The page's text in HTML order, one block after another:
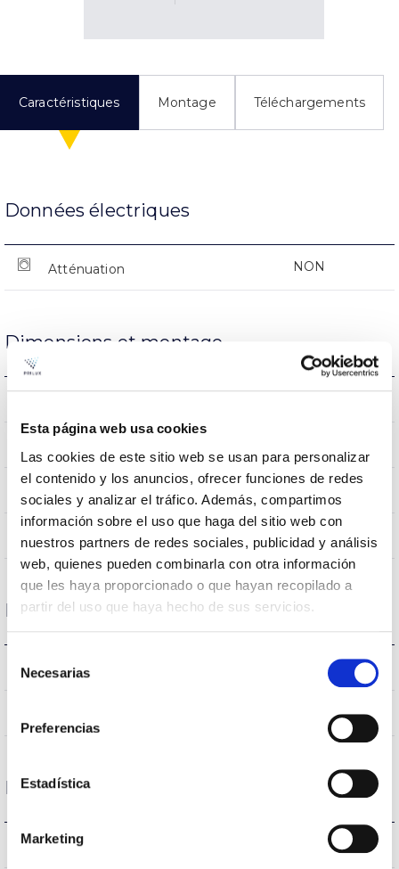
Esta página web usa cookies
Las cookies de este sitio web se usan para personalizar
el contenido y los anuncios, ofrecer funciones de redes
sociales y analizar el tráfico. Además, compartimos
información sobre el uso que haga del sitio web con
nuestros partners de redes sociales, publicidad y análisis
web, quienes pueden combinarla con otra información
que les haya proporcionado o que hayan recopilado a
partir del uso que haya hecho de sus servicios.
Necesarias
Preferencias
Estadística
Marketing
Caractéristiques Montage Téléchargements
Données électriques
Atténuation NON
Dimensions et montage
Position de montage
Empalmable NON
Données optiques
Température de coleur 3000K-4000K
Logement et finition
Intensité (A) –